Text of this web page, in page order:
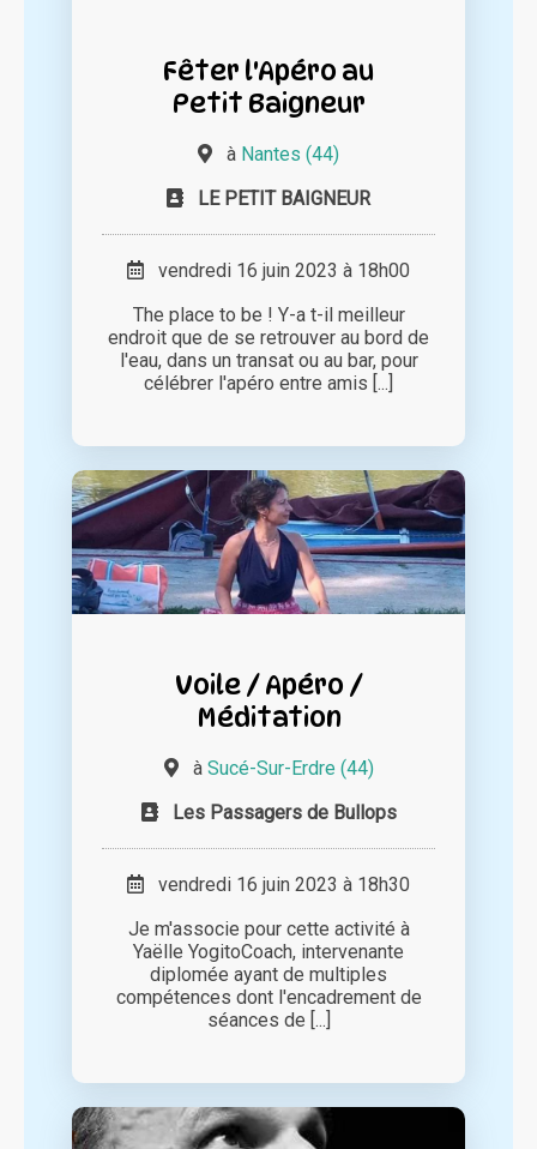
Fêter l'Apéro au
Petit Baigneur
à Nantes (44)
LE PETIT BAIGNEUR
vendredi 16 juin 2023 à 18h00
The place to be ! Y-a t-il meilleur
endroit que de se retrouver au bord de
l'eau, dans un transat ou au bar, pour
célébrer l'apéro entre amis [...]
Voile / Apéro /
Méditation
à Sucé-Sur-Erdre (44)
Les Passagers de Bullops
vendredi 16 juin 2023 à 18h30
Je m'associe pour cette activité à
Yaëlle YogitoCoach, intervenante
diplomée ayant de multiples
compétences dont l'encadrement de
séances de [...]